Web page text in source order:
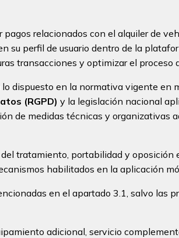
relacionados con el alquiler de
perfil de usuario dentro de la
transacciones y optimizar el proceso
dispuesto en la normativa vigente en
(RGPD) y la legislación nacional
de medidas técnicas y organizativas
tratamiento, portabilidad y oposición
habilitados en la aplicación
en el apartado 3.1, salvo las
adicional, servicio